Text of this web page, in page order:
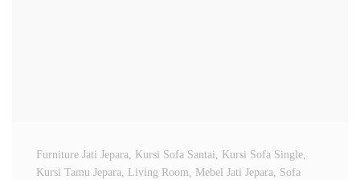
Furniture Jati Jepara, Kursi Sofa Santai, Kursi Sofa Single,
Kursi Tamu Jepara, Living Room, Mebel Jati Jepara, Sofa